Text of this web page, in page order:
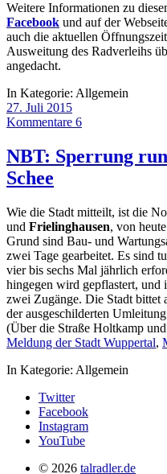
Weitere Informationen zu
Facebook und auf der
auch die aktuellen
Ausweitung des Radverleihs
angedacht.
In Kategorie: Allgemein
27. Juli 2015
Kommentare 6
NBT: Sperrung
Schee
Wie die Stadt mitteilt, ist die
und Frielinghausen, von
Grund sind Bau- und
zwei Tage gearbeitet. Es sind
vier bis sechs Mal jährlich
hingegen wird gepflastert, und
zwei Zugänge. Die Stadt bittet
der ausgeschilderten
(Über die Straße Holtkamp
Meldung der Stadt Wuppertal,
In Kategorie: Allgemein
Twitter
Facebook
Instagram
YouTube
© 2026 talradler.de